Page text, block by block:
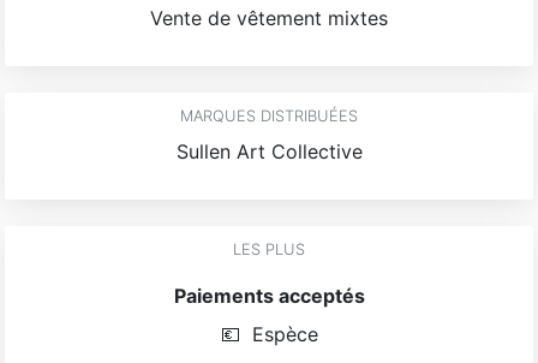
Vente de vêtement mixtes
MARQUES DISTRIBUÉES
Sullen Art Collective
LES PLUS
Paiements acceptés
💶 Espèce